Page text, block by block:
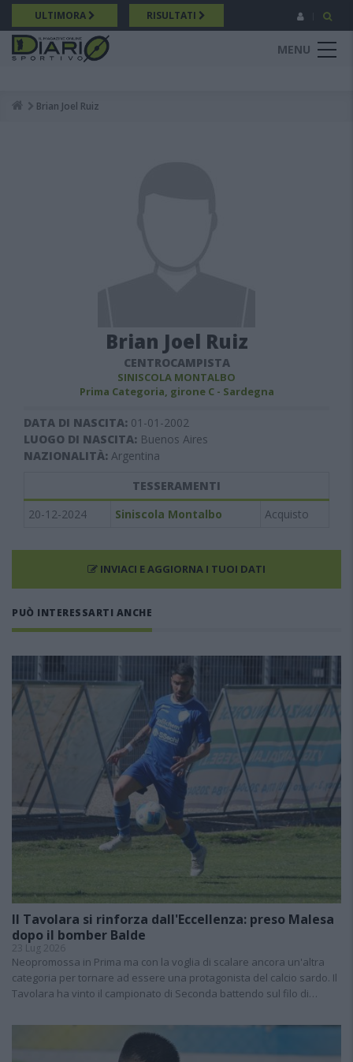
Salta
al
contenuto
principale
ULTIMORA RISULTATI
MENU
Breadcrumb
Brian Joel Ruiz
Brian Joel Ruiz
CENTROCAMPISTA
SINISCOLA MONTALBO
Prima Categoria, girone C - Sardegna
DATA DI NASCITA: 01-01-2002
LUOGO DI NASCITA: Buenos Aires
NAZIONALITÀ: Argentina
TESSERAMENTI
20-12-2024
Siniscola Montalbo Acquisto
INVIACI E AGGIORNA I TUOI DATI
PUÒ INTERESSARTI ANCHE
Il Tavolara si rinforza dall'Eccellenza: preso Malesa
dopo il bomber Balde
23 Lug 2026
Neopromossa in Prima ma con la voglia di scalare ancora un'altra
categoria per tornare ad essere una protagonista del calcio sardo. Il
Tavolara ha vinto il campionato di Seconda battendo sul filo di…